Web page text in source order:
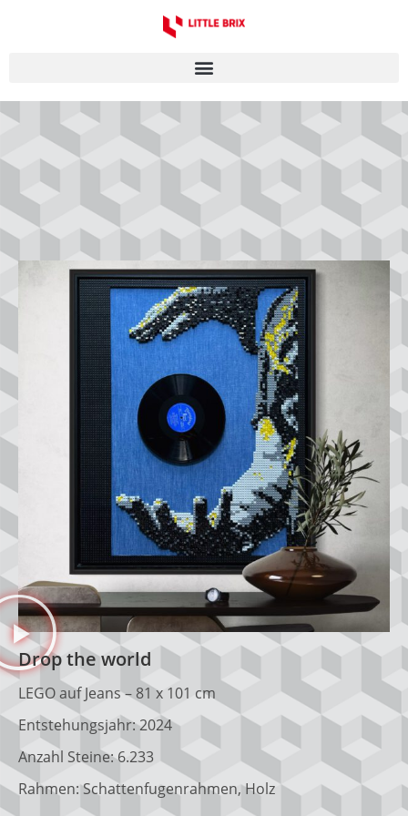
Drop the world
LEGO auf Jeans – 81 x 101 cm
Entstehungsjahr: 2024
Anzahl Steine: 6.233
Rahmen: Schattenfugenrahmen, Holz